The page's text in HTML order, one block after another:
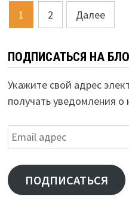
Пагинация
записей
1 2 Далее
ПОДПИСАТЬСЯ НА
Укажите свой адрес
получать уведомления о
Email
адрес
ПОДПИСАТЬСЯ